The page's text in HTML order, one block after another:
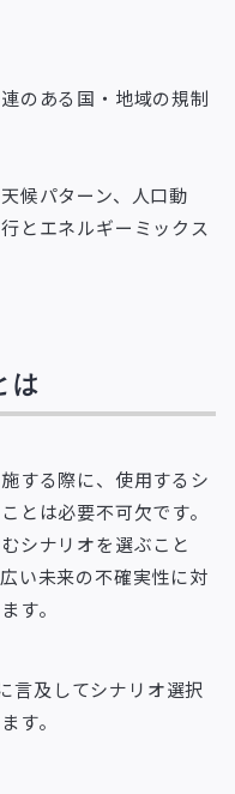
のある国・地域の規制
候パターン、人口動
とエネルギーミックス
は
する際に、使用するシ
とは必要不可欠です。
シナリオを選ぶこと
い未来の不確実性に対
す。
言及してシナリオ選択
す。